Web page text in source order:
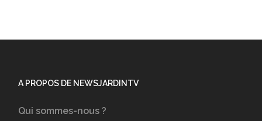
A PROPOS DE NEWSJARDINTV
Qui sommes-nous ?